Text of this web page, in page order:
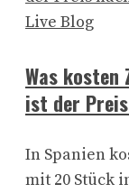
Live Blog
Was kosten
ist der
In Spanien
mit 20 Stück